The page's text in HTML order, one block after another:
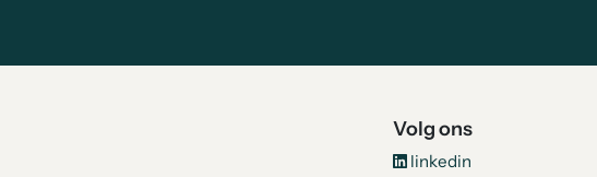
Volg ons
linkedin